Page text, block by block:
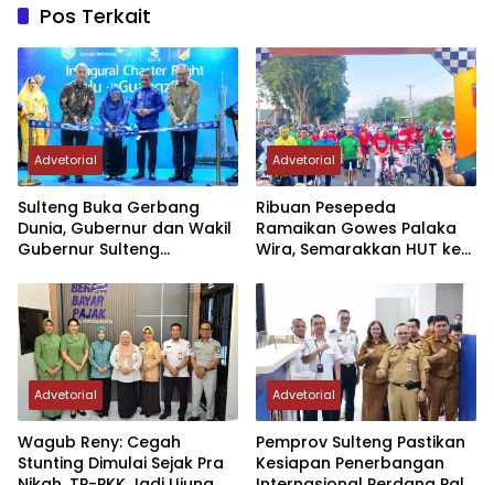
Pos Terkait
Advetorial
Sulteng Buka Gerbang
Dunia, Gubernur dan Wakil
Gubernur Sulteng
Perdana Internasional
Palu-Guangzhou
Advetorial
Ribuan Pesepeda
Ramaikan Gowes Palaka
Wira, Semarakkan HUT ke-1
Advetorial
Wagub Reny: Cegah
Stunting Dimulai Sejak Pra
Advetorial
Pemprov Sulteng Pastikan
Kesiapan Penerbangan